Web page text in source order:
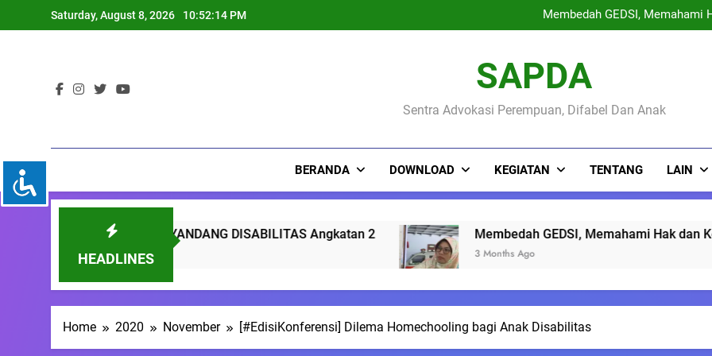
to
Saturday, August 8, 2026 10:52:15 PM
Membedah GEDSI, Memahami
Sinau Bareng Warga : Ruang
Membedah GEDSI, Memahami
Sinau Bareng Warga : Ruang
SAPDA
Sentra Advokasi Perempuan, Difabel Dan Anak
BERANDA DOWNLOAD KEGIATAN TENTANG LAIN
HEADLINES
PENYANDANG DISABILITAS Angkatan 2 Membedah GEDSI, Memahami Hak dan Kesempatan yang
3 Months Ago
Home 2020 November [#EdisiKonferensi] Dilema Homechooling bagi Anak Disabilitas